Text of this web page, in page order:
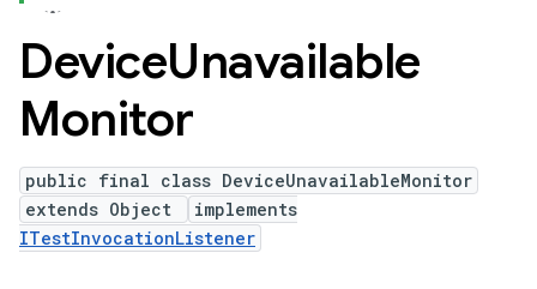
DeviceUnavailable
Monitor
public final class DeviceUnavailableMonitor
extends Object
implements
ITestInvocationListener